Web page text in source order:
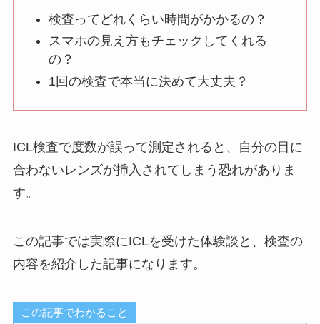
検査ってどれくらい時間がかかるの？
スマホの見え方もチェックしてくれる
の？
1回の検査で本当に決めて大丈夫？
ICL検査で度数が誤って測定されると、自分の目に
合わないレンズが挿入されてしまう恐れがありま
す。
この記事では実際にICLを受けた体験談と、検査の
内容を紹介した記事になります。
この記事でわかること